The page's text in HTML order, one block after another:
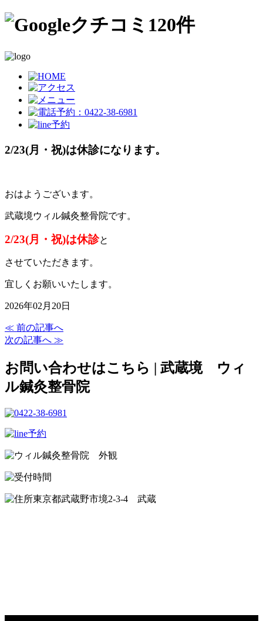
2/23(月・祝)は休診になります。
おはようございます。
武蔵境ウィル鍼灸整骨院です。
2/23(月・祝)は休診と
させていただきます。
宜しくお願いいたします。
2026年02月20日
≪ 前の記事へ
次の記事へ ≫
お問い合わせはこちら | 武蔵境 ウィ
ル鍼灸整骨院